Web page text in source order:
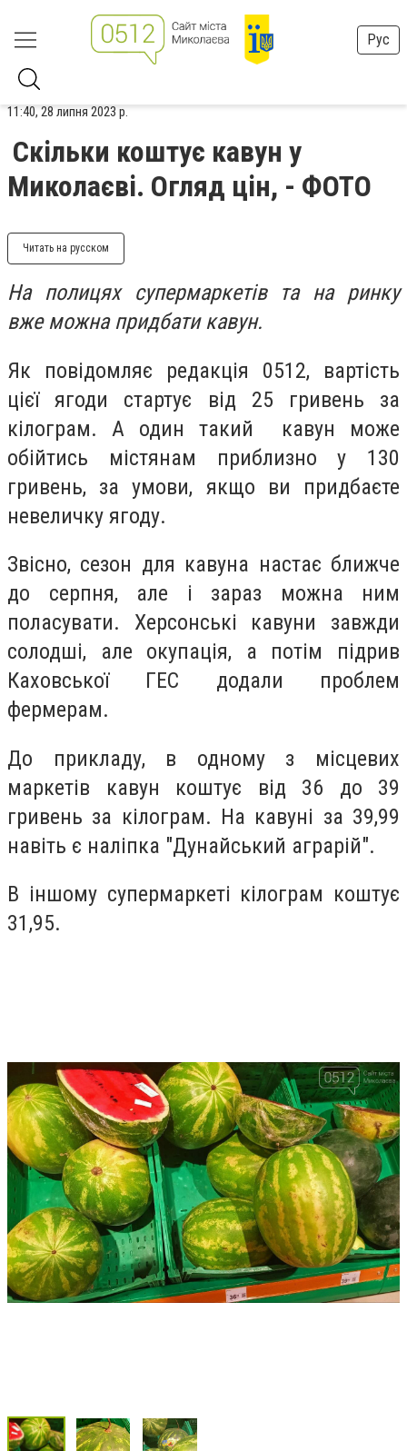
Рус
11:40, 28 липня 2023 р.
Скільки коштує кавун у
Миколаєві. Огляд цін, - ФОТО
Читать на русском
На полицях супермаркетів та на ринку
вже можна придбати кавун.
Як повідомляє редакція 0512, вартість
цієї ягоди стартує від 25 гривень за
кілограм. А один такий кавун може
обійтись містянам приблизно у 130
гривень, за умови, якщо ви придбаєте
невеличку ягоду.
Звісно, сезон для кавуна настає ближче
до серпня, але і зараз можна ним
поласувати. Херсонські кавуни завжди
солодші, але окупація, а потім підрив
Каховської ГЕС додали проблем
фермерам.
До прикладу, в одному з місцевих
маркетів кавун коштує від 36 до 39
гривень за кілограм. На кавуні за 39,99
навіть є наліпка "Дунайський аграрій".
В іншому супермаркеті кілограм коштує
31,95.